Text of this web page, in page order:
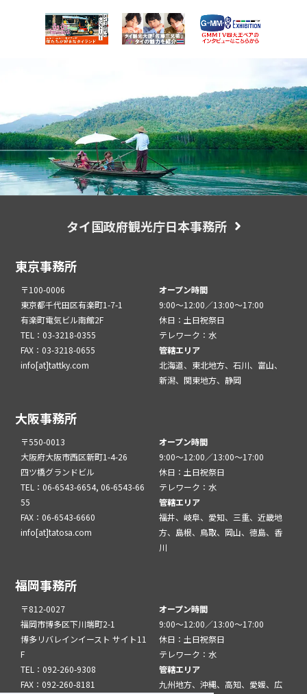
タイ国政府観光庁日本事務所
東京事務所
〒100-0006
東京都千代田区有楽町1-7-1
有楽町電気ビル南館2F
TEL：03-3218-0355
FAX：03-3218-0655
info[at]tattky.com
オープン時間
9:00～12:00／13:00～17:00
休日：土日祝祭日
テレワーク：水
管轄エリア
北海道、東北地方、石川、富山、
新潟、関東地方、静岡
大阪事務所
〒550-0013
大阪府大阪市西区新町1-4-26
四ツ橋グランドビル
TEL：06-6543-6654, 06-6543-66
55
FAX：06-6543-6660
info[at]tatosa.com
オープン時間
9:00～12:00／13:00～17:00
休日：土日祝祭日
テレワーク：水
管轄エリア
福井、岐阜、愛知、三重、近畿地
方、島根、鳥取、岡山、徳島、香
川
福岡事務所
〒812-0027
福岡市博多区下川端町2-1
博多リバレインイースト サイト11
F
TEL：092-260-9308
FAX：092-260-8181
オープン時間
9:00～12:00／13:00～17:00
休日：土日祝祭日
テレワーク：水
管轄エリア
九州地方、沖縄、高知、愛媛、広